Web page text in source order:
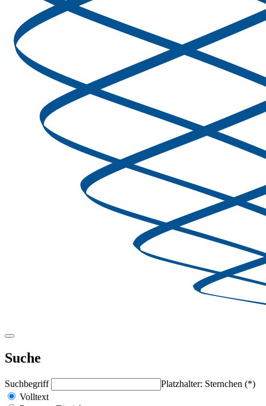
Suche
Suchbegriff
Platzhalter: Sternchen (*)
Volltext